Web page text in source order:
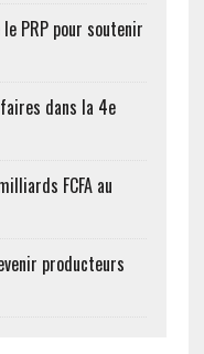
PRP pour soutenir
dans la 4e
FCFA au
producteurs